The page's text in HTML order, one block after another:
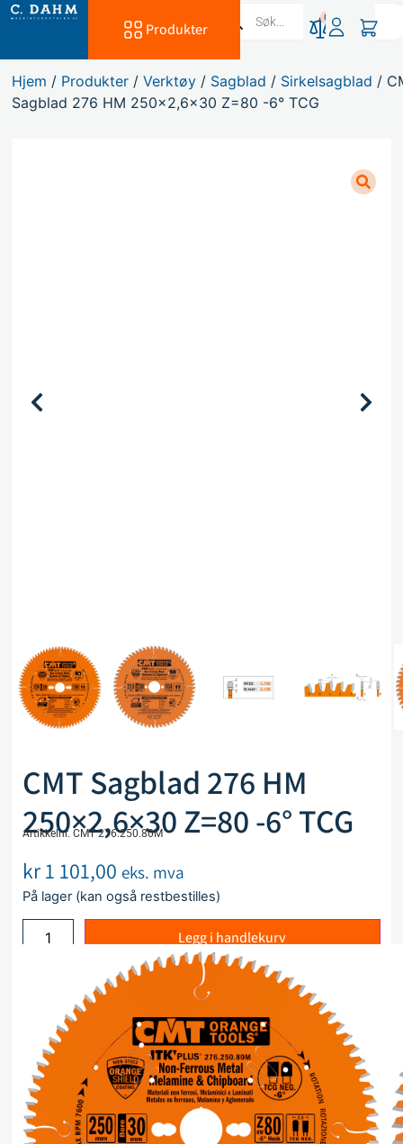
Produkter
0
Hjem / Produkter /Verktøy / Sagblad / Sirkelsagblad /
Sagblad 276 HM 250×2,6×30 Z=80 -6° TCG
CMT Sagblad 276 HM
250×2,6×30 Z=80 -6° TCG
Artikkelnr. CMT 276.250.80M
kr1 101,00 eks. mva
På lager (kan også restbestilles)
Legg i handlekurv
Sammenlign
Legg i ønskeliste
Beskrivelse
Spesifikasjoner